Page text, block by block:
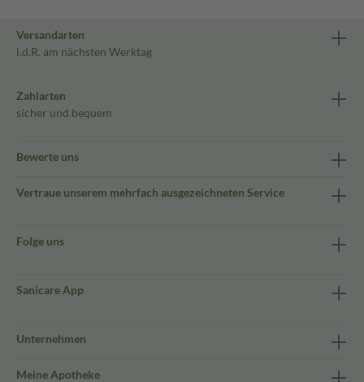
Versandarten
i.d.R. am nächsten Werktag
Zahlarten
sicher und bequem
Bewerte uns
Vertraue unserem mehrfach ausgezeichneten Service
Folge uns
Sanicare App
Unternehmen
Meine Apotheke